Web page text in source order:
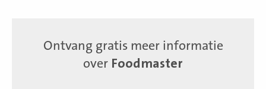
Ontvang gratis meer informatie
over Foodmaster